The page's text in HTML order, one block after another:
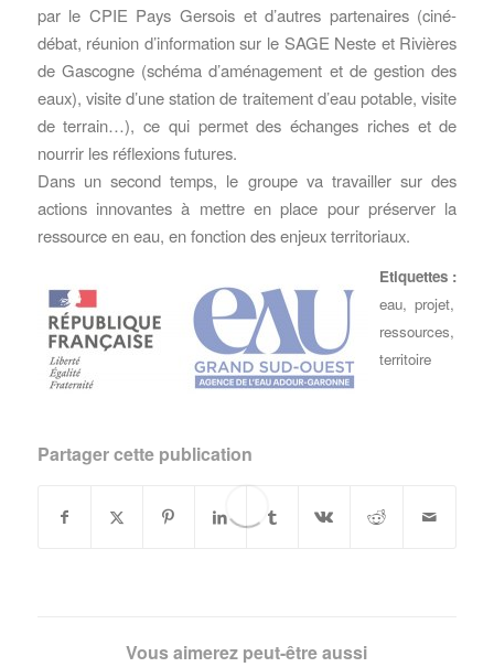
par le CPIE Pays Gersois et d’autres partenaires (ciné-
débat, réunion d’information sur le SAGE Neste et Rivières
de Gascogne(schéma d’aménagement et de gestion des
eaux), visite d’une station de traitement d’eau potable, visite
de terrain…), ce qui permet des échanges riches et de
nourrir les réflexions futures.
Dans un second temps, le groupe va travailler sur des
actions innovantes à mettre en place pour préserver la
ressource en eau, en fonction des enjeux territoriaux.
Etiquettes :
eau, projet,
ressources,
territoire
Partager cette publication
Vous aimerez peut-être aussi